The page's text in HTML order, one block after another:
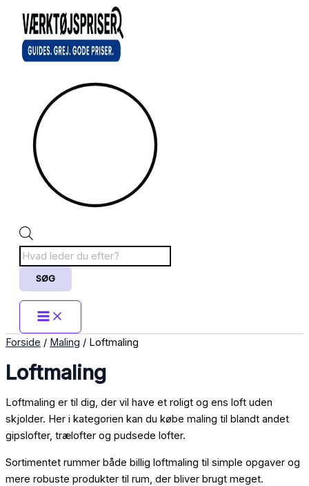
indholdet
search
SØG
Forside / Maling / Loftmaling
Loftmaling
Loftmaling er til dig, der vil have et roligt og ens loft uden
skjolder. Her i kategorien kan du købe maling til blandt andet
gipslofter, trælofter og pudsede lofter.
Sortimentet rummer både billig loftmaling til simple opgaver og
mere robuste produkter til rum, der bliver brugt meget.